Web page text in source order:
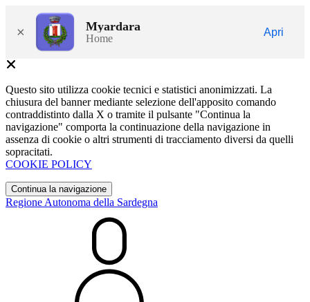
× Myardara
Home
Apri
Questo sito utilizza cookie tecnici e statistici anonimizzati. La
chiusura del banner mediante selezione dell'apposito comando
contraddistinto dalla X o tramite il pulsante "Continua la
navigazione" comporta la continuazione della navigazione in
assenza di cookie o altri strumenti di tracciamento diversi da quelli
sopracitati.
COOKIE POLICY
Continua la navigazione
Regione Autonoma della Sardegna